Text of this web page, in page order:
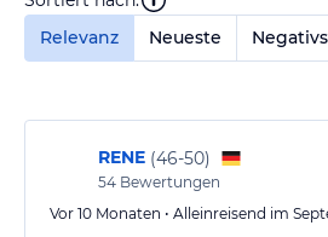
Relevanz
Neueste
RENE (46-50)
54 Bewertungen
Vor 10 Monaten • Alleinreisend im